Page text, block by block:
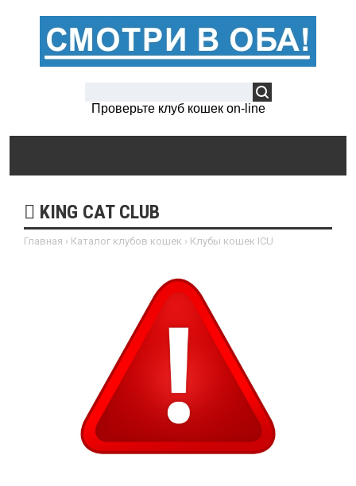
Проверьте клуб кошек on-line
KING CAT CLUB
Главная › Каталог клубов кошек › Клубы кошек ICU